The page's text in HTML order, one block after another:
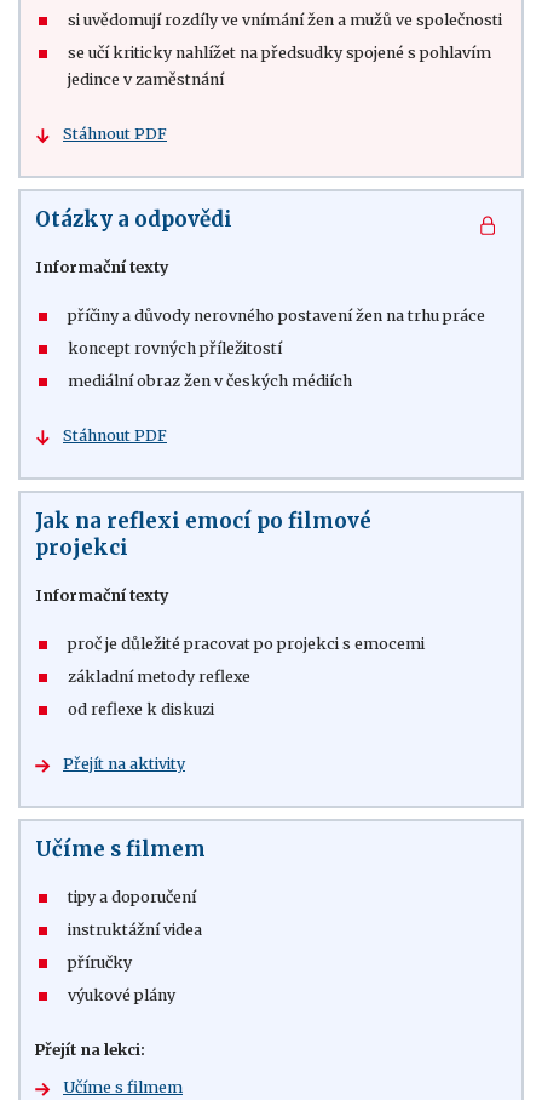
si uvědomují rozdíly ve vnímání žen a mužů ve společnosti
se učí kriticky nahlížet na předsudky spojené s pohlavím
jedince v zaměstnání
Stáhnout PDF
Otázky a odpovědi
Informační texty
příčiny a důvody nerovného postavení žen na trhu práce
koncept rovných příležitostí
mediální obraz žen v českých médiích
Stáhnout PDF
Jak na reflexi emocí po filmové
projekci
Informační texty
proč je důležité pracovat po projekci s emocemi
základní metody reflexe
od reflexe k diskuzi
Přejít na aktivity
Učíme s filmem
tipy a doporučení
instruktážní videa
příručky
výukové plány
Přejít na lekci:
Učíme s filmem